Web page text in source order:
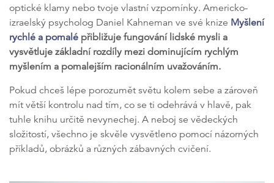
optické klamy nebo tvoje vlastní vzpomínky. Americko-
izraelský psycholog Daniel Kahneman ve své knize Myšlení
rychlé a pomalé přibližuje fungování lidské mysli a
vysvětluje základní rozdíly mezi dominujícím rychlým
myšlením a pomalejším racionálním uvažováním.
Pokud chceš lépe porozumět světu kolem sebe a zároveň
mít větší kontrolu nad tím, co se ti odehrává v hlavě, pak
tuhle knihu určitě nevynechej. A neboj se vědeckých
složitostí, všechno je skvěle vysvětleno pomocí názorných
příkladů, obrázků a různých zábavných cvičení.